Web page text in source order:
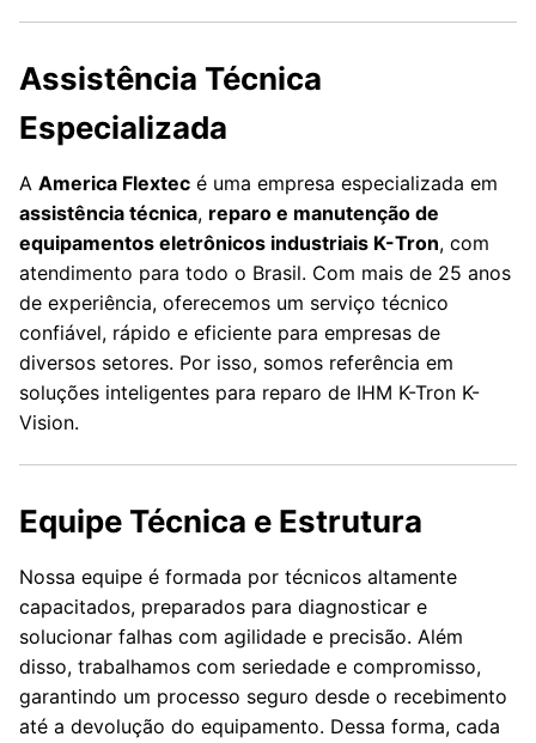
Assistência Técnica
Especializada
A America Flextec é uma empresa especializada em
assistência técnica, reparo e manutenção de
equipamentos eletrônicos industriais K-Tron, com
atendimento para todo o Brasil. Com mais de 25 anos
de experiência, oferecemos um serviço técnico
confiável, rápido e eficiente para empresas de
diversos setores. Por isso, somos referência em
soluções inteligentes para reparo de IHM K-Tron K-
Vision.
Equipe Técnica e Estrutura
Nossa equipe é formada por técnicos altamente
capacitados, preparados para diagnosticar e
solucionar falhas com agilidade e precisão. Além
disso, trabalhamos com seriedade e compromisso,
garantindo um processo seguro desde o recebimento
até a devolução do equipamento. Dessa forma, cada